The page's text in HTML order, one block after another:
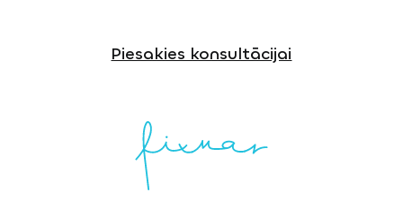
Piesakies konsultācijai